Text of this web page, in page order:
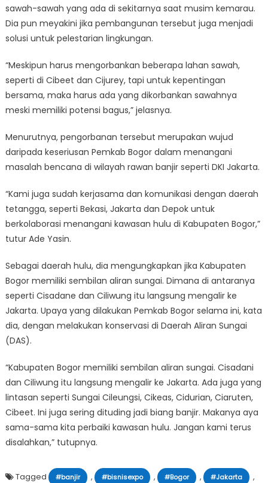
sawah-sawah yang ada di sekitarnya saat musim kemarau.
Dia pun meyakini jika pembangunan tersebut juga menjadi
solusi untuk pelestarian lingkungan.
“Meskipun harus mengorbankan beberapa lahan sawah,
seperti di Cibeet dan Cijurey, tapi untuk kepentingan
bersama, maka harus ada yang dikorbankan sawahnya
meski memiliki potensi bagus,” jelasnya.
Menurutnya, pengorbanan tersebut merupakan wujud
daripada keseriusan Pemkab Bogor dalam menangani
masalah bencana di wilayah rawan banjir seperti DKI Jakarta.
“Kami juga sudah kerjasama dan komunikasi dengan daerah
tetangga, seperti Bekasi, Jakarta dan Depok untuk
berkolaborasi menangani kawasan hulu di Kabupaten Bogor,”
tutur Ade Yasin.
Sebagai daerah hulu, dia mengungkapkan jika Kabupaten
Bogor memiliki sembilan aliran sungai. Dimana di antaranya
seperti Cisadane dan Ciliwung itu langsung mengalir ke
Jakarta. Upaya yang dilakukan Pemkab Bogor selama ini, kata
dia, dengan melakukan konservasi di Daerah Aliran Sungai
(DAS).
“Kabupaten Bogor memiliki sembilan aliran sungai. Cisadani
dan Ciliwung itu langsung mengalir ke Jakarta. Ada juga yang
lintasan seperti Sungai Cileungsi, Cikeas, Cidurian, Ciaruten,
Cibeet. Ini juga sering dituding jadi biang banjir. Makanya aya
sama-sama kita perbaiki kawasan hulu. Jangan kami terus
disalahkan,” tutupnya.
Tagged #banjir , #bisnisexpo , #Bogor , #Jakarta ,